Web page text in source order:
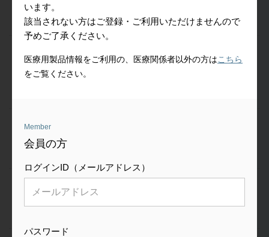
います。
該当されない方はご登録・ご利用いただけませんので
予めご了承ください。
医療用製品情報をご利用の、医療関係者以外の方はこちら
をご覧ください。
Member
会員の方
ログインID（メールアドレス）
パスワード
（ニュースリリース）ナカシマヘルスフォース株式会社
へ人工股関節製品を供給開始(610KB)
（お取引先様向け）新会社「京セラメディカル株式会
社」発足に伴うご案内(PDF:170KB)
2025.10.01
会社分割（簡易吸収分割）によるメディカル事業分社化
のお知らせ(PDF:196KB)
プロモーションコード改定に伴う贈り物・宣伝用物品の